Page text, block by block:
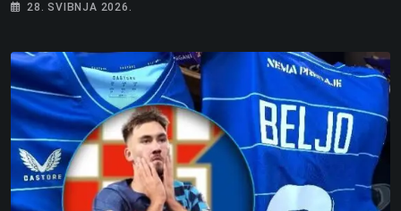
28. SVIBNJA 2026.